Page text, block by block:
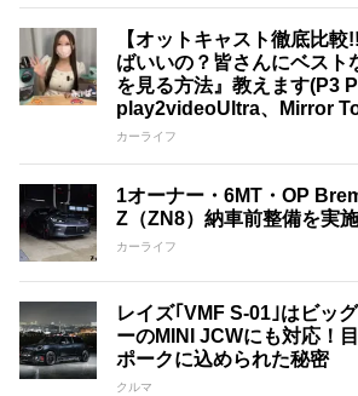
【オットキャスト徹底比較
ばいいの？皆さんにベスト
を見る方法』教えます(P3
play2videoUltra、Mirror
カーライフ
1オーナー・6MT・OP
Z（ZN8）納車前整備を実
カーライフ
レイズ｢VMF S-01｣はビッ
ーのMINI JCWにも対応！
ポークに込められた秘密
クルマ